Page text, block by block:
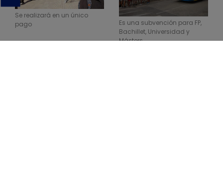
Se realizará en un único
pago
Es una subvención para FP,
Bachillet, Universidad y
Másters